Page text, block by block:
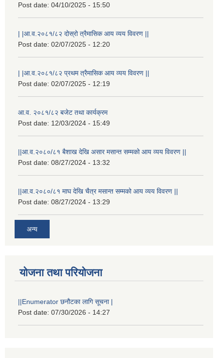
Post date: 04/10/2025 - 15:50
| |आ.व.२०८१/८२ दोस्रो त्रैमासिक आय व्यय विवरण ||
Post date: 02/07/2025 - 12:20
| |आ.व.२०८१/८२ प्रथम त्रैमासिक आय व्यय विवरण ||
Post date: 02/07/2025 - 12:19
आ.व. २०८१/८२ बजेट तथा कार्यक्रम
Post date: 12/03/2024 - 15:49
||आ.व.२०८०/८१ बैशाख देखि असार मसान्त सम्मको आय व्यय विवरण ||
Post date: 08/27/2024 - 13:32
||आ.व.२०८०/८१ माघ देखि चैत्र मसान्त सम्मको आय व्यय विवरण ||
Post date: 08/27/2024 - 13:29
अन्य
योजना तथा परियोजना
||Enumerator छनौटका लागि सूचना |
Post date: 07/30/2026 - 14:27